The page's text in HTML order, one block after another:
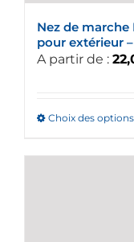
Nez de
pour extérieur
A partir de :
Choix des options